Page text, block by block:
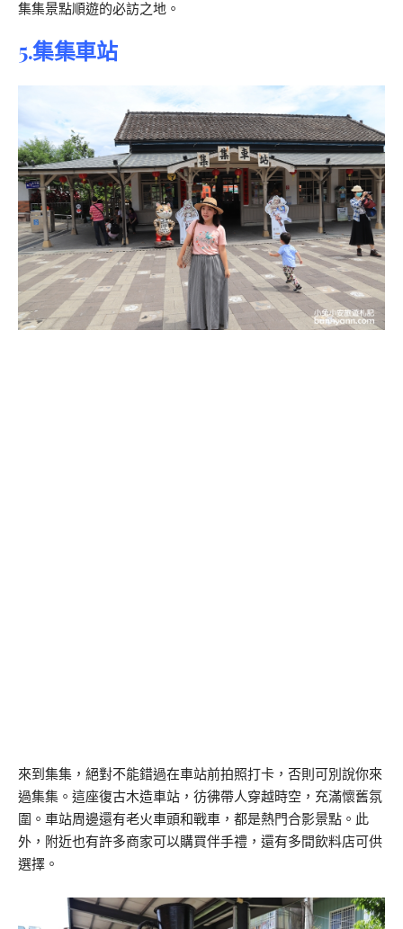
集集景點順遊的必訪之地。
5.集集車站
來到集集，絕對不能錯過在車站前拍照打卡，否則可別說你來
過集集。這座復古木造車站，彷彿帶人穿越時空，充滿懷舊氛
圍。車站周邊還有老火車頭和戰車，都是熱門合影景點。此
外，附近也有許多商家可以購買伴手禮，還有多間飲料店可供
選擇。